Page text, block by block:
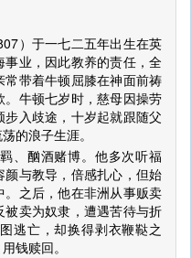
）于一七二五年出生在英
业，因此教养的责任，全
带着牛顿屈膝在神面前祷
牛顿七岁时，慈母因操劳
入歧途，十岁起就跟随父
的浪子生涯。
、酗酒赌博。他多次听福
与教导，倍感扎心，但始
之后，他在非洲从事贩卖
卖为奴隶，遭遇苦待与折
逃亡，却换得剥衣鞭鞑之
钱赎回。